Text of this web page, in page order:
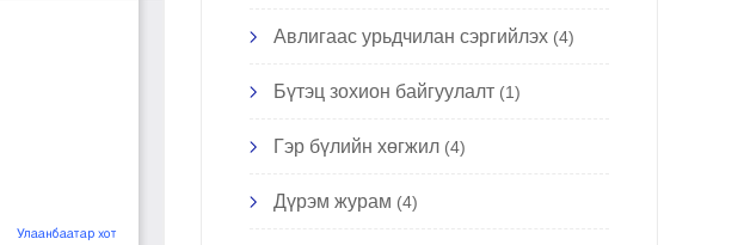
Авлигаас урьдчилан сэргийлэх(4)
Бүтэц зохион байгуулалт(1)
Гэр бүлийн хөгжил(4)
Дүрэм журам (4)